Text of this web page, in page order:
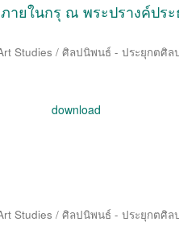
ายในกรุ ณ พระปรางค์ปร
Studies / ศิลปนิพนธ์ - ประยุกตศิล
download
Studies / ศิลปนิพนธ์ - ประยุกตศิล